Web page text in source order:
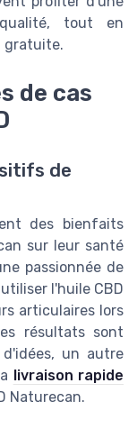
tout en
gratuite.
de cas
de
des bienfaits
sur leur santé
passionnée de
l'huile CBD
articulaires lors
résultats sont
un autre
livraison rapide
Naturecan.